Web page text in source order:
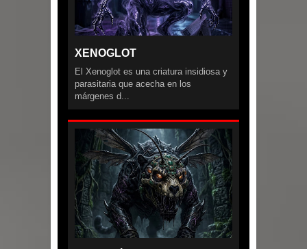
XENOGLOT
El Xenoglot es una criatura insidiosa y
parasitaria que acecha en los
márgenes d...